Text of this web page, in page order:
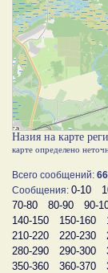
Назия на карте
карте определено
Всего сообщений:
Сообщения: 0-10
70-80
80-90 90-
140-150
150-160
210-220
220-230
280-290
290-300
350-360
360-370